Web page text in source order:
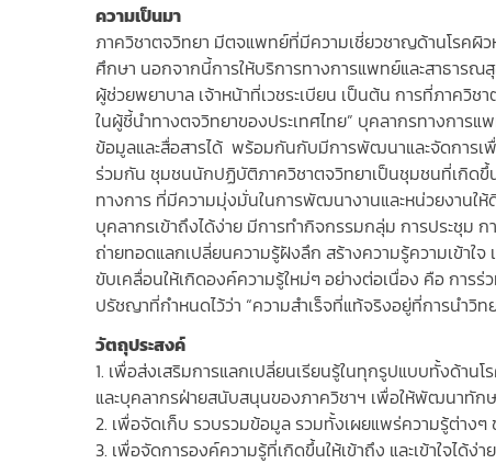
ความเป็นมา
ภาควิชาตจวิทยา มีตจแพทย์ที่มีความเชี่ยวชาญด้านโรคผิ
ศึกษา นอกจากนี้การให้บริการทางการแพทย์และสาธาร
ผู้ช่วยพยาบาล เจ้าหน้าที่เวชระเบียน เป็นต้น การที่ภาควิ
ในผู้ชี้นำทางตจวิทยาของประเทศไทย” บุคลากรทางการ
ข้อมูลและสื่อสารได้ พร้อมกันกับมีการพัฒนาและจัดการเ
ร่วมกัน ชุมชนนักปฏิบัติภาควิชาตจวิทยาเป็นชุมชนที่เกิดขึ้
ทางการ ที่มีความมุ่งมั่นในการพัฒนางานและหน่วยงานใ
บุคลากรเข้าถึงได้ง่าย มีการทำกิจกรรมกลุ่ม การประชุม
ถ่ายทอดแลกเปลี่ยนความรู้ฝังลึก สร้างความรู้ความเข้า
ขับเคลื่อนให้เกิดองค์ความรู้ใหม่ๆ อย่างต่อเนื่อง คือ การ
ปรัชญาที่กำหนดไว้ว่า “ความสำเร็จที่แท้จริงอยู่ที่การนำวิ
วัตถุประสงค์
1. เพื่อส่งเสริมการแลกเปลี่ยนเรียนรู้ในทุกรูปแบบทั้งด้าน
และบุคลากรฝ่ายสนับสนุนของภาควิชาฯ เพื่อให้พัฒนาทัก
2. เพื่อจัดเก็บ รวบรวมข้อมูล รวมทั้งเผยแพร่ความรู้ต่างๆ
3. เพื่อจัดการองค์ความรู้ที่เกิดขึ้นให้เข้าถึง และเข้าใจได้ง่าย